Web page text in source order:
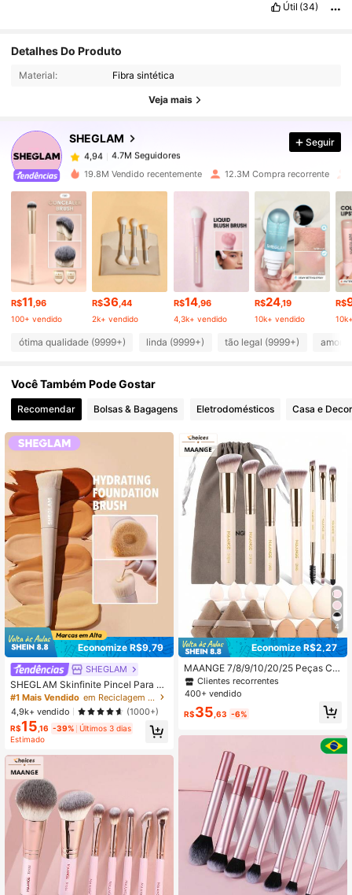
Útil (34)
Detalhes Do Produto
Material: Fibra sintética
Veja mais
SHEGLAM
4,94 4.7M Seguidores
4.7M Seguidores
4,94 4.7M Seguidores
4,94 4.7M Seguidores
4,94 4.7M Seguidores
4,94 4.7M Seguidores
4,94 4.7M Seguidores
Seguir
19.8M Vendido recentemente 12.3M Compra recorrente
R$11,96
100+ vendido
R$36,44
2k+ vendido
R$14,96
4,3k+ vendido
R$24,19
10k+ vendido
R$
ótima qualidade (9999+) linda (9999+) tão legal (9999+) amor
Você Também Pode Gostar
Recomendar Bolsas & Bagagens Eletrodomésticos Casa e
Economize R$9,79
SHEGLAM
SHEGLAM Skinfinite Pincel Para B
ase Marca De Beleza CosméTicos
Maquiagem Para Mulheres E Menin
as
#1 Mais Vendido
em Reciclagem Pincéis faciais
4,9k+ vendido
(1000+)
R$15 ,16 -39% Últimos 3 dias
Estimado
4
Economize R$2,27
MAANGE 7/8/9/10/20/25 Peças Co
njunto de Pincéis de Maquiagem, In
cluindo Pincel de Blush, Pincel de B
ios, Pincel de Sobrancelha, Pincel d
Corretivo, Etc. Kit de Ferramentas d
e Maquiagem, Essencial para Viage
Clientes recorrentes
400+ vendido
R$35 ,63 -6%